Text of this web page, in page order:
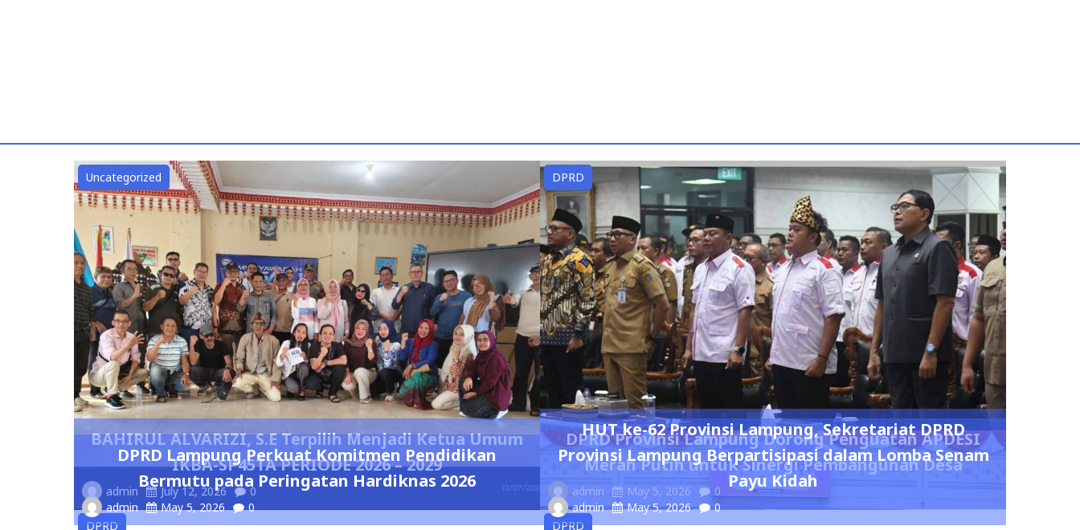
Uncategorized
BAHIRUL ALVARIZI, S.E Terpilih Menjadi Ketua Umum
IKBA-SP45TA PERIODE 2026 – 2029
admin July 12, 2026 0
DPRD
DPRD Provinsi Lampung Dorong Penguatan APDESI
Merah Putih untuk Sinergi Pembangunan Desa
admin May 5, 2026 0
DPRD
DPRD Lampung Perkuat Komitmen Pendidikan
Bermutu pada Peringatan Hardiknas 2026
admin May 5, 2026
0
DPRD
HUT ke-62 Provinsi Lampung, Sekretariat DPRD
Provinsi Lampung Berpartisipasi dalam Lomba Senam
Payu Kidah
admin May 5, 2026 0